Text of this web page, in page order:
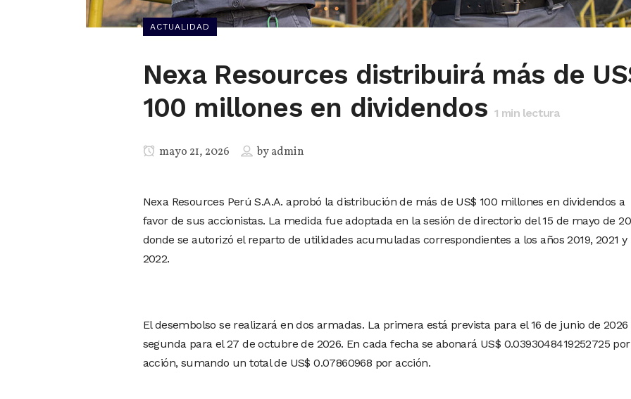
ACTUALIDAD
Nexa Resources distribuirá más de
100 millones en dividendos 1 min lectura
mayo 21, 2026 byadmin
Nexa Resources Perú S.A.A. aprobó la distribución de más de US$ 100 millones en dividendos a
favor de sus accionistas. La medida fue adoptada en la sesión de directorio del 15 de mayo de
donde se autorizó el reparto de utilidades acumuladas correspondientes a los años 2019, 2021 y
2022.
El desembolso se realizará en dos armadas. La primera está prevista para el 16 de junio de 2026
segunda para el 27 de octubre de 2026. En cada fecha se abonará US$ 0.0393048419252725 por
acción, sumando un total de US$ 0.07860968 por acción.